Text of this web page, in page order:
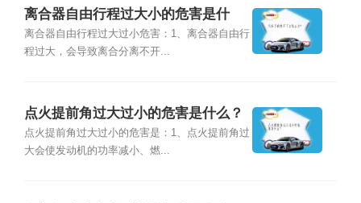
离合器自由行程过大小的危害是什
么？
离合器自由行程过大过小危害：1、离合器自由行
程过大，会导致离合分离不开...
点火提前角过大过小的危害是什么？
点火提前角过大过小的危害是：1、点火提前角过
大会使发动机的功率减小、燃...